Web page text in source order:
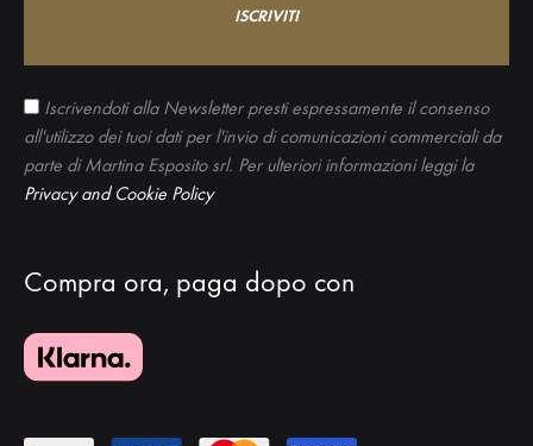
Iscrivendoti alla Newsletter presti espressamente il consenso
all'utilizzo dei tuoi dati per l'invio di comunicazioni commerciali da
parte di Martina Esposito srl. Per ulteriori informazioni leggi la
Privacy and Cookie Policy
Compra ora, paga dopo con